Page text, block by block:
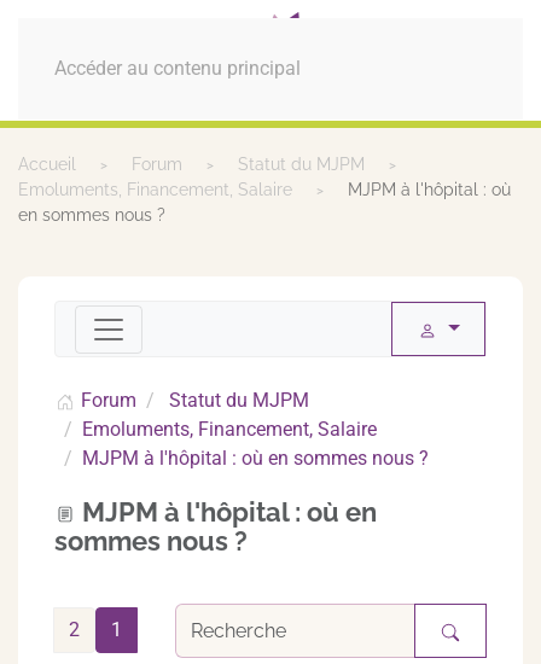
Accéder au contenu principal
MENU
Accueil Forum
Statut du MJPM
Emoluments, Financement, Salaire
MJPM à l'hôpital : où
en sommes nous ?
Forum
Statut du MJPM
Emoluments, Financement, Salaire
MJPM à l'hôpital : où en sommes nous ?
MJPM à l'hôpital : où en
sommes nous ?
1
2